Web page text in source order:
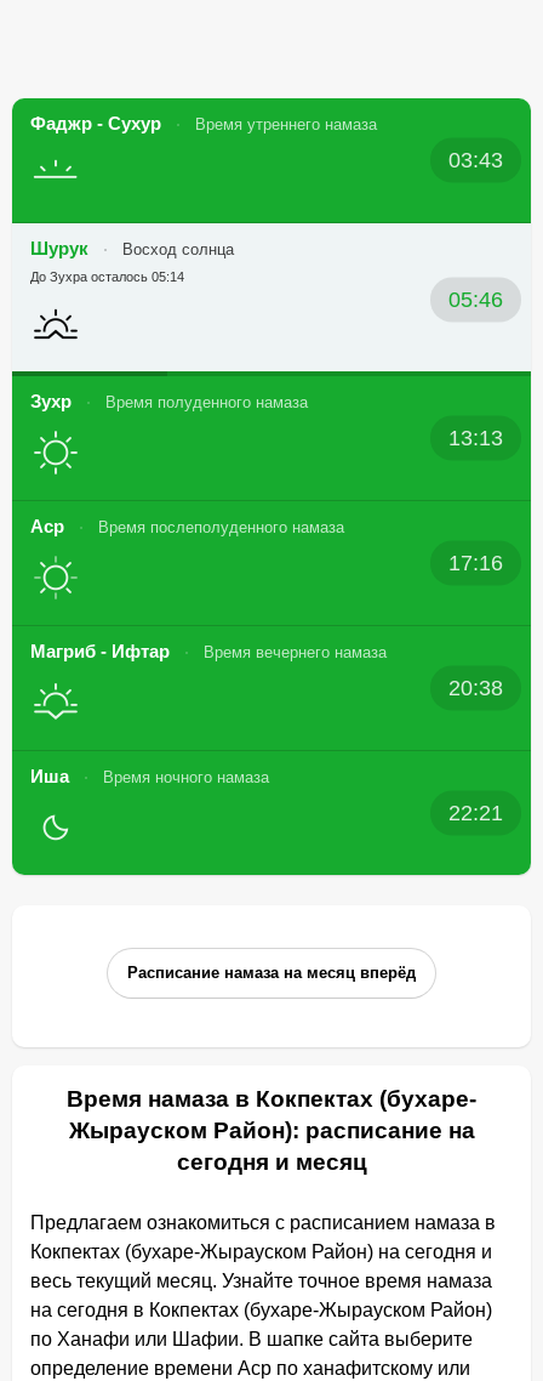
Фаджр - Сухур Время утреннего намаза
03:43
Шурук Восход солнца
05:46
До Зухра осталось 05:14
Зухр Время полуденного намаза
13:13
Аср Время послеполуденного намаза
17:16
Магриб - Ифтар Время вечернего намаза
20:38
Иша Время ночного намаза
22:21
Расписание намаза на месяц вперёд
Время намаза в Кокпектах (бухаре-
Жырауском Район): расписание на
сегодня и месяц
Предлагаем ознакомиться с расписанием намаза в
Кокпектах (бухаре-Жырауском Район) на сегодня и
весь текущий месяц. Узнайте точное время намаза
на сегодня в Кокпектах (бухаре-Жырауском Район)
по Ханафи или Шафии. В шапке сайта выберите
определение времени Аср по ханафитскому или